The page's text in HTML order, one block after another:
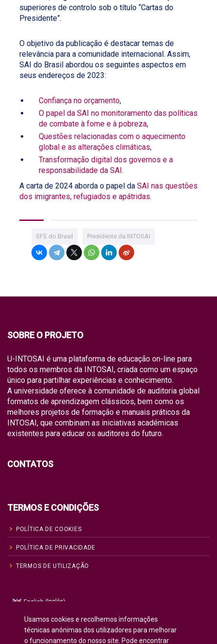
superiores de controlo sob o título “Cartas do
Presidente”.
O objetivo da publicação é destacar temas de
relevância para a comunidade internacional. Assim,
SAI do Brasil abordou os seguintes aspectos em
seus endereços de 2023:
Confiança no orçamento,
O papel da SAI no monitoramento das políticas
de combate à fome e à pobreza,
Questões relacionadas com o aquecimento
global e as alterações climáticas,
Transformação digital dos governos e a
responsabilidade da SAI.
A carta de 2024 aborda o papel da SAI nas questões
dos imigrantes, refugiados e apátridas.
EFS do Brasil Presidente da INTOSAI
SOBRE O PROJETO
U-INTOSAI é uma plataforma de educação on-line para
todos os membros da INTOSAI, criada como um espaço
único para partilhar experiências e conhecimento.
A universidade oferece à comunidade de auditoria global
formatos de aprendizagem clássicos, bem como os
melhores projetos de formação e manuais práticos da
INTOSAI, que combinam as iniciativas académicas
existentes para educar os auditores do futuro.
CONTATOS
TERMOS E CONDIÇÕES
POLÍTICA DE COOKIES
POLÍTICA DE PRIVACIDADE
TERMOS DE UTILIZAÇÃO
English (Inglês)
Русский
Russo
Español(Espanhol)
Usamos cookies e recolhemos informações
técnicas anónimas dos utilizadores para melhorar
o funcionamento do nosso site. Pode encontrar